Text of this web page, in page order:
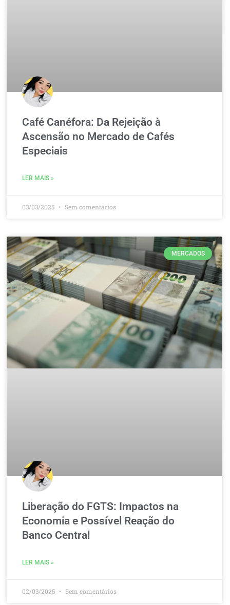
Café Canéfora: Da Rejeição à
Ascensão no Mercado de Cafés
Especiais
LER MAIS »
03/03/2025 Sem comentários
MERCADOS
Liberação do FGTS: Impactos na
Economia e Possível Reação do
Banco Central
LER MAIS »
02/03/2025 Sem comentários